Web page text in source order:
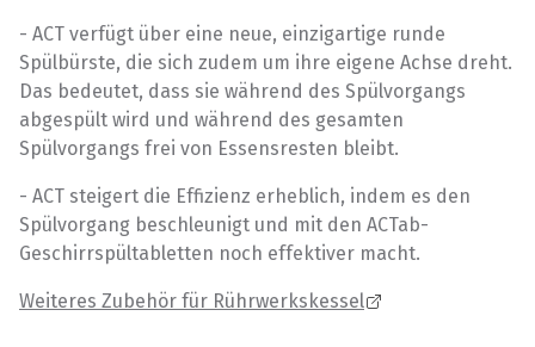
- ACT verfügt über eine neue, einzigartige runde
Spülbürste, die sich zudem um ihre eigene Achse dreht.
Das bedeutet, dass sie während des Spülvorgangs
abgespült wird und während des gesamten
Spülvorgangs frei von Essensresten bleibt.
- ACT steigert die Effizienz erheblich, indem es den
Spülvorgang beschleunigt und mit den ACTab-
Geschirrspültabletten noch effektiver macht.
Weiteres Zubehör für Rührwerkskessel